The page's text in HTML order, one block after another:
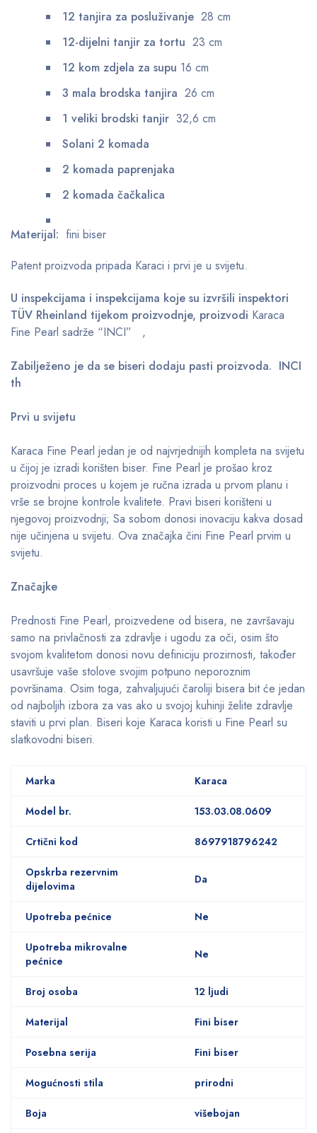
12 tanjira za posluživanje 28 cm
12-dijelni tanjir za tortu 23 cm
12 kom zdjela za supu 16 cm
3 mala brodska tanjira 26 cm
1 veliki brodski tanjir 32,6 cm
Solani 2 komada
2 komada paprenjaka
2 komada čačkalica
Materijal: fini biser
Patent proizvoda pripada Karaci i prvi je u svijetu.
U inspekcijama i inspekcijama koje su izvršili inspektori
TÜV Rheinland tijekom proizvodnje, proizvodi Karaca
Fine Pearl sadrže “INCI” ,
Zabilježeno je da se biseri dodaju pasti proizvoda. INCI
th
Prvi u svijetu
Karaca Fine Pearl jedan je od najvrjednijih kompleta na svijetu
u čijoj je izradi korišten biser. Fine Pearl je prošao kroz
proizvodni proces u kojem je ručna izrada u prvom planu i
vrše se brojne kontrole kvalitete. Pravi biseri korišteni u
njegovoj proizvodnji; Sa sobom donosi inovaciju kakva dosad
nije učinjena u svijetu. Ova značajka čini Fine Pearl prvim u
svijetu.
Značajke
Prednosti Fine Pearl, proizvedene od bisera, ne završavaju
samo na privlačnosti za zdravlje i ugodu za oči, osim što
svojom kvalitetom donosi novu definiciju prozirnosti, također
usavršuje vaše stolove svojim potpuno neporoznim
površinama. Osim toga, zahvaljujući čaroliji bisera bit će jedan
od najboljih izbora za vas ako u svojoj kuhinji želite zdravlje
staviti u prvi plan. Biseri koje Karaca koristi u Fine Pearl su
slatkovodni biseri.
Marka Karaca
Model br. 153.03.08.0609
Crtični kod 8697918796242
Opskrba rezervnim
dijelovima
Da
Upotreba pećnice Ne
Upotreba mikrovalne
pećnice
Ne
Broj osoba 12 ljudi
Materijal Fini biser
Posebna serija Fini biser
Mogućnosti stila prirodni
Boja višebojan